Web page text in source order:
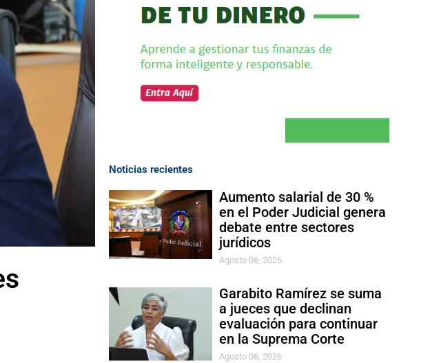
Noticias recientes
Aumento salarial de 30 %
en el Poder Judicial genera
debate entre sectores
jurídicos
Agosto 06, 2026
Garabito Ramírez se suma
a jueces que declinan
evaluación para continuar
en la Suprema Corte
Agosto 06, 2026